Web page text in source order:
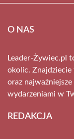
O NAS
Leader-Żywiec.pl
okolic.
oraz
wydarzeniami w
REDAKCJA